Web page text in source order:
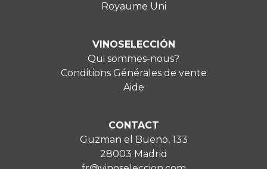
Royaume Uni
VINOSELECCIÓN
Qui sommes-nous?
Conditions Générales de vente
Aide
CONTACT
Guzman el Bueno, 133
28003 Madrid